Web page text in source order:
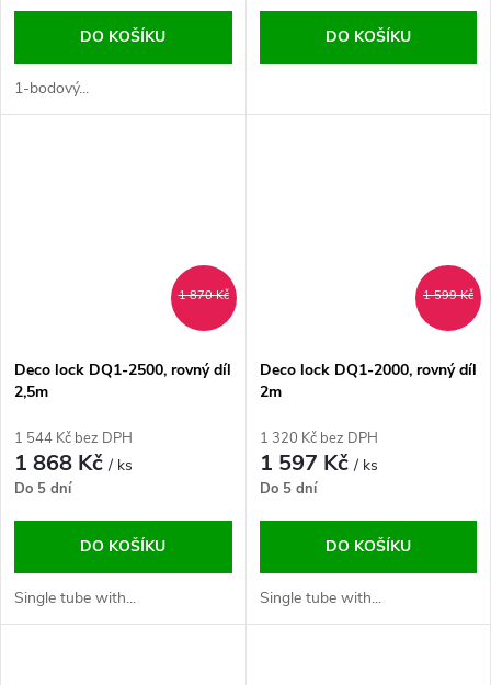
DO KOŠÍKU
1-bodový...
DO KOŠÍKU
1 870 Kč
Deco lock DQ1-2500, rovný díl
2,5m
1 544 Kč bez DPH
1 868 Kč/ ks
Do 5 dní
DO KOŠÍKU
Single tube with...
1 599 Kč
Deco lock DQ1-2000, rovný díl
2m
1 320 Kč bez DPH
1 597 Kč/ ks
Do 5 dní
DO KOŠÍKU
Single tube with...